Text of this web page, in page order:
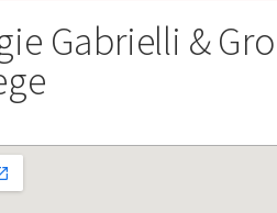
Gabrielli &